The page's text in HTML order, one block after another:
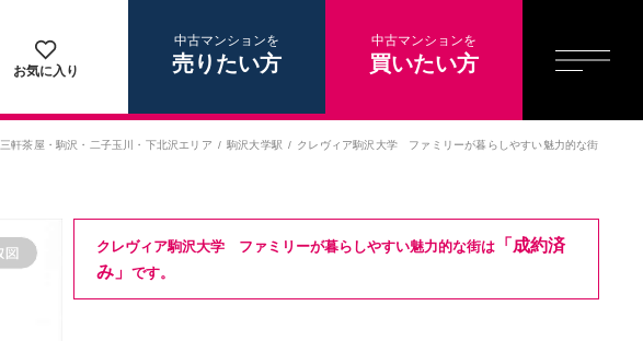
お気に入り
中古マンションを
売りたい方
中古マンションを
買いたい方
三軒茶屋・駒沢・二子玉川・下北沢エリア 駒沢大学駅 クレヴィア駒沢大学 ファミリーが暮らしやすい魅力的な街
クレヴィア駒沢大学 ファミリーが暮らしやすい魅力的な街は「成約済
み」 です。